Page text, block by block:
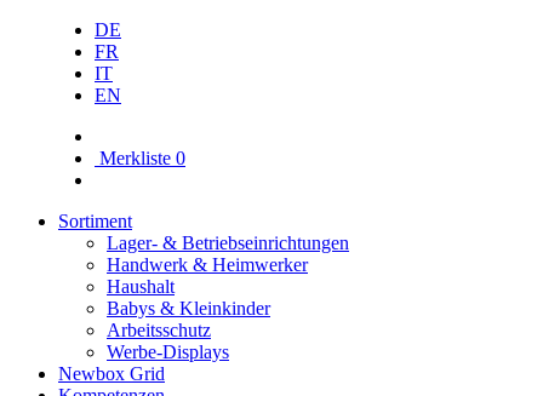
DE
FR
IT
EN
Merkliste 0
Sortiment
Lager- & Betriebs­einrichtungen
Handwerk & Heimwerker
Haushalt
Babys & Kleinkinder
Arbeitsschutz
Werbe-Displays
Newbox Grid